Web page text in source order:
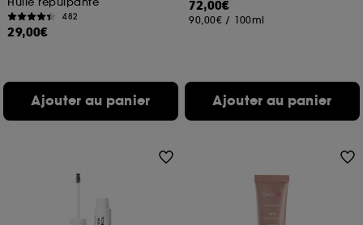
482
29,00€
Ajouter au panier
72,00€
90,00€ / 100ml
Ajouter au panier